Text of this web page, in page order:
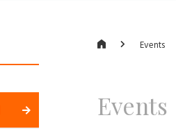
Events
Events